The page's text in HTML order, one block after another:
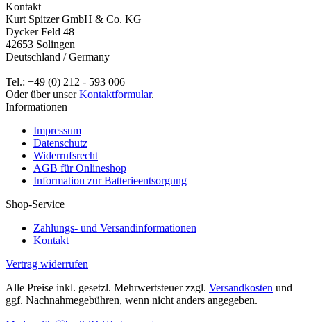
Kontakt
Kurt Spitzer GmbH & Co. KG
Dycker Feld 48
42653 Solingen
Deutschland / Germany
Tel.: +49 (0) 212 - 593 006
Oder über unserKontaktformular.
Informationen
Impressum
Datenschutz
Widerrufsrecht
AGB für Onlineshop
Information zur Batterieentsorgung
Shop-Service
Zahlungs- und Versandinformationen
Kontakt
Vertrag widerrufen
Alle Preise inkl. gesetzl. Mehrwertsteuer zzgl. Versandkosten und
ggf. Nachnahmegebühren, wenn nicht anders angegeben.